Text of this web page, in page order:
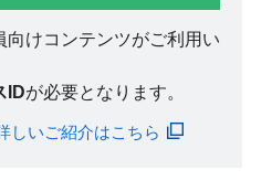
向けコンテンツがご利用い
IDが必要となります。
しいご紹介はこちら